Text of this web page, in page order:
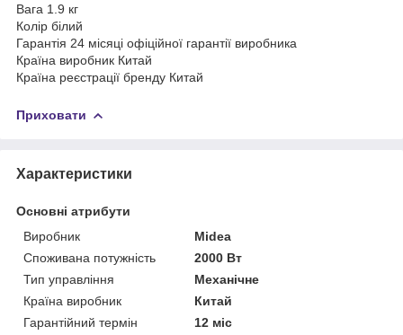
Вага 1.9 кг
Колір білий
Гарантія 24 місяці офіційної гарантії виробника
Країна виробник Китай
Країна реєстрації бренду Китай
Приховати
Характеристики
Основні атрибути
Виробник
Midea
Споживана потужність
2000 Вт
Тип управління
Механічне
Країна виробник
Китай
Гарантійний термін
12 міс